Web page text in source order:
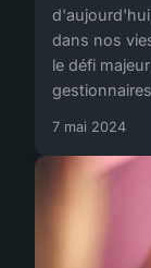
dans nos
le défi
7 mai 2024